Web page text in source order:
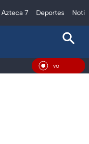
Azteca 7 Deportes
En Vivo